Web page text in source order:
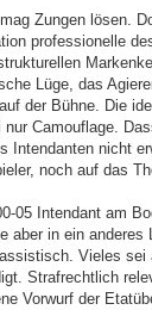
Zungen lösen.
professionelle
Lüge, das
der Bühne. Die
Camouflage.
Intendanten nicht
noch auf das
05 Intendant am
aber in ein
Vieles
Strafrechtlich
Vorwurf der